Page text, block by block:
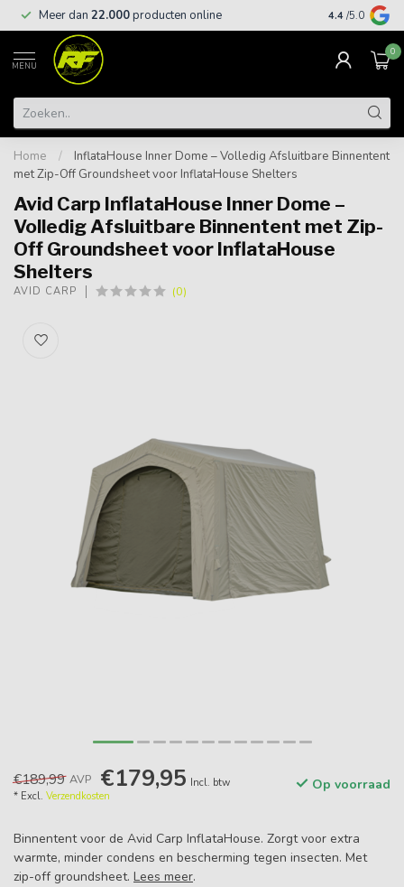
Meer dan 22.000producten online Gratis
4.4 /5.0
MENU
0
Home /
InflataHouse Inner Dome – Volledig Afsluitbare Binnentent
met Zip-Off Groundsheet voor InflataHouse Shelters
Avid Carp InflataHouse Inner Dome –
Volledig Afsluitbare Binnentent met Zip-
Off Groundsheet voor InflataHouse
Shelters
AVID CARP (0)
€189,99 AVP €179,95 Incl. btw
* Excl. Verzendkosten
Op voorraad
Binnentent voor de Avid Carp InflataHouse. Zorgt voor extra
warmte, minder condens en bescherming tegen insecten. Met
zip-off groundsheet. Lees meer.